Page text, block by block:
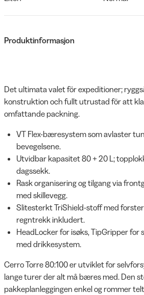
Produktinformasjon
Det ultimata valet för expeditioner;
konstruktion och fullt utrustad för att
omfattande packning.
VT Flex-bæresystem som avlaster
bevegelsene.
Utvidbar kapasitet 80 + 20 L;
dagssekk.
Rask organisering og tilgang via
med skillevegg.
Slitesterkt TriShield-stoff med
regntrekk inkludert.
HeadLocker for isøks, TipGripper for
med drikkesystem.
Cerro Torre 80:100 er utviklet for
lange turer der alt må bæres med. Den
pakkeplanleggingen enkel og rommer